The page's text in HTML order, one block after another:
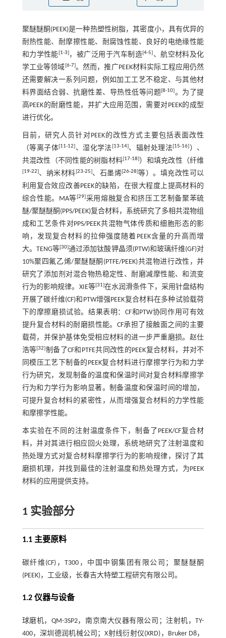
聚醚醚酮(PEEK)是一种热塑性树脂，其密度小，具有优异的
耐热性能、耐摩擦性能、耐腐蚀性能、良好的电绝缘性能
和力学性能[1-3]，被广泛用于汽车制造[4-5] 、航空材料及化
学工业等领域[6-7]。然而，推广PEEK材料实际工程应用仍然
还需要解决一系列问题，例如加工工艺不稳定、与其他材
料界面结合弱、抗磨性差、导热性低等问题[8-10]。为了提
高PEEK的耐磨性能，并扩大应用范围，需要对PEEK的成型
进行优化。
目前，研究人员针对PEEK的改性方式主要包括表面改性
（等离子体[11-12] 、湿化学法[13-14]、辐射处理法[15-16] ）、
共混改性（不同性能的树脂材料[17-18]）和填充改性（纤维
[19-22]、纳米材料[23-25]、石墨烯[26-28]等）。填充改性可以
利用复合效应改善PEEK的缺陷，在很大程度上提高材料的
综合性能。MA等[29]采用熔融复合和挤压工艺制备聚苯硫
醚/聚醚醚酮(PPS/PEEK)复合材料，系统研究了多相共混物组
成和工艺条件对PPS/PEEK共混物气体传质和细胞形态的影
响，发现复合材料的拉伸强度随着PEEK含量的升高而增
大。TENG等[30]通过添加钛酸钾晶须(PTW)和玻璃纤维(GF)对
10%聚四氟乙烯/聚醚醚酮(PTFE/PEEK)共混物进行改性，并
研究了添加剂对混合物热稳定性、耐磨减摩性能、和流变
行为的影响规律。XIE等[31]在水润滑条件下，采用针盘结构
开展了碳纤维(CF)和PTW增强PEEK复合材料在多种试验载荷
下的摩擦磨损试验。结果表明：CF和PTW协同作用可有效
提升复合材料的耐磨损性能。CF承担了接触面之间的主要
载荷，并保护基体免受相应材料的进一步严重磨损。赵仕
浩等[32]制备了CF和PTFE共同改性的PEEK复合材料，并对不
同模压工艺下制备的PEEK复合材料进行摩擦学行为和力学
行为研究，发现制备的温度和保温时间对复合材料摩擦学
行为和力学行为影响显著。制备温度和保温时间的增加，
可提升复合材料的紧密性，从而增强复合材料的力学性能
和摩擦学性能。
本实验在不同的注射温度条件下，制备了PEEK/CF复合材
料，并对其进行相应回火处理，系统地研究了注射温度和
热处理方式对复合材料摩擦学行为的影响规律，探讨了其
磨损机理，并找到最佳的注射温度和热处理方式，为PEEK
材料的应用提供支持。
1 实验部分
1.1 主要原料
碳纤维(CF)，T300，中国中钢集团有限公司；聚醚醚酮
(PEEK)，工业级，长春吉大特塑工程研究有限公司。
1.2 仪器与设备
球磨机，QM-3SP2，南京南大仪器有限公司；注射机，TY-
400，深圳德润机械公司；X射线衍射仪(XRD)，Bruker D8，